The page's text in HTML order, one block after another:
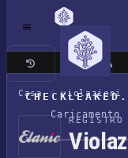
Caricamento
Sito classico
Casa / violazioni